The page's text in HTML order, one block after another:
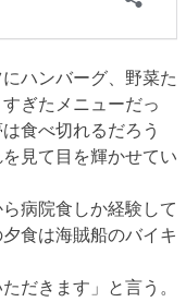
ハンバーグ、野菜た
ぎたメニューだっ
食べ切れるだろう
見て目を輝かせてい
病院食しか経験して
食は海賊船のバイキ
だきます」と言う。